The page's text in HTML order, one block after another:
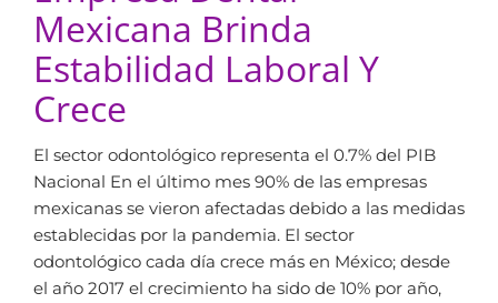
Mexicana Brinda
Estabilidad Laboral Y
Crece
El sector odontológico representa el 0.7% del PIB
Nacional En el último mes 90% de las empresas
mexicanas se vieron afectadas debido a las medidas
establecidas por la pandemia. El sector
odontológico cada día crece más en México; desde
el año 2017 el crecimiento ha sido de 10% por año,